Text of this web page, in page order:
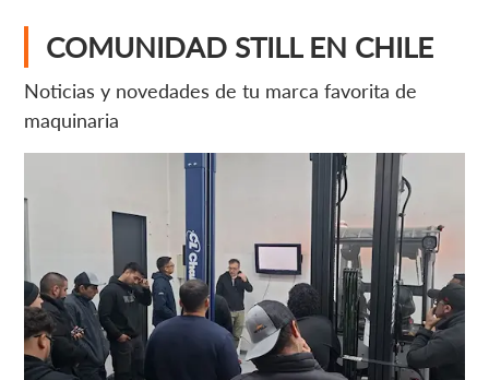
COMUNIDAD STILL EN CHILE
Noticias y novedades de tu marca favorita de
maquinaria